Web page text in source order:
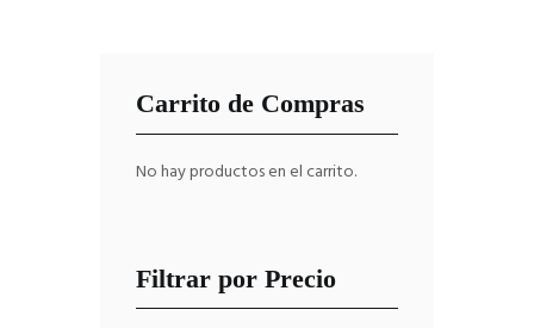
Carrito de Compras
No hay productos en el carrito.
Filtrar por Precio